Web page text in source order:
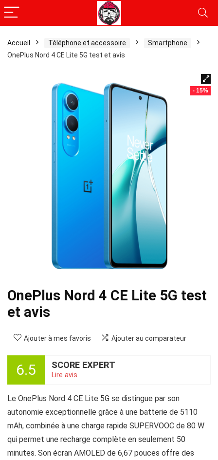
Accueil Téléphone et accessoire
Smartphone
OnePlus Nord 4 CE Lite 5G test et avis
- 15%
OnePlus Nord 4 CE Lite 5G test
et avis
Ajouter à mes favoris Ajouter au comparateur
6.5 SCORE EXPERT
Lire avis
Le OnePlus Nord 4 CE Lite 5G se distingue par son
autonomie exceptionnelle grâce à une batterie de 5110
mAh, combinée à une charge rapide SUPERVOOC de 80 W
qui permet une recharge complète en seulement 50
minutes. Son écran AMOLED de 6,67 pouces offre des